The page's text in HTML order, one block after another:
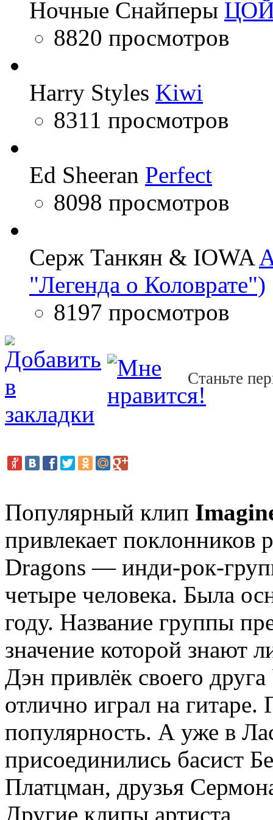
Ночные Снайперы
8820 просмотров
Harry Styles Kiwi
8311 просмотров
Ed Sheeran Perfect
8098 просмотров
Серж Танкян & IOWA
"Легенда о Коловрате")
8197 просмотров
Станьте
Популярный клип
привлекает
Dragons — инди-рок-
четыре человека. Была
году. Название группы
значение которой знают
Дэн привлёк своего
отлично играл на
популярность. А уже в
присоединились басист
Платцман, друзья
Другие клипы артиста